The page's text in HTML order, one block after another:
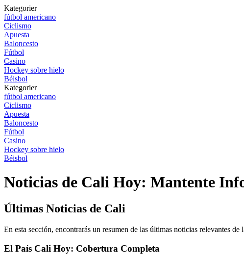
Kategorier
fútbol americano
Ciclismo
Apuesta
Baloncesto
Fútbol
Casino
Hockey sobre hielo
Béisbol
Kategorier
fútbol americano
Ciclismo
Apuesta
Baloncesto
Fútbol
Casino
Hockey sobre hielo
Béisbol
Noticias de Cali Hoy: Mantente
Últimas Noticias de Cali
En esta sección, encontrarás un resumen de las últimas noticias relevantes
El País Cali Hoy: Cobertura Completa